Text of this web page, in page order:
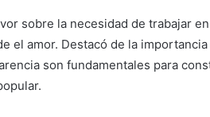
sobre la necesidad de trabajar
el amor. Destacó de la
son fundamentales para